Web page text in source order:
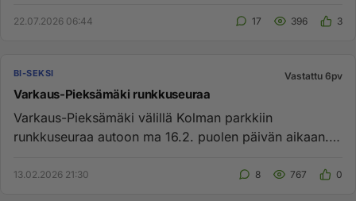
22.07.2026 06:44 17 396 3
BI-SEKSI Vastattu 6pv
Varkaus-Pieksämäki runkkuseuraa
Varkaus-Pieksämäki välillä Kolman parkkiin
runkkuseuraa autoon ma 16.2. puolen päivän aikaan.
13.02.2026 21:30 8 767 0